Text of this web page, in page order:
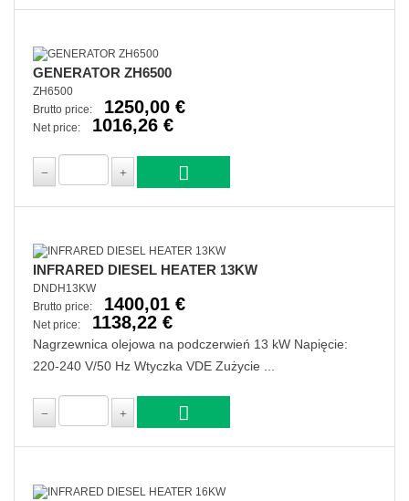
GENERATOR ZH6500
ZH6500
Brutto price:
1250,00 €
Net price: 1016,26 €
INFRARED DIESEL HEATER 13KW
DNDH13KW
Brutto price:
1400,01 €
Net price: 1138,22 €
Nagrzewnica olejowa na podczerwień 13 kW Napięcie:
220-240 V/50 Hz Wtyczka VDE Zużycie ...